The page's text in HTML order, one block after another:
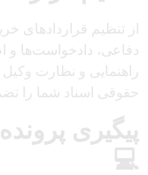
از تنظیم قراردادهای
دفاعی، دادخواست‌ها و
راهنمایی و نظارت وکیل
حقوقی اسناد شما را
پیگیری
💻